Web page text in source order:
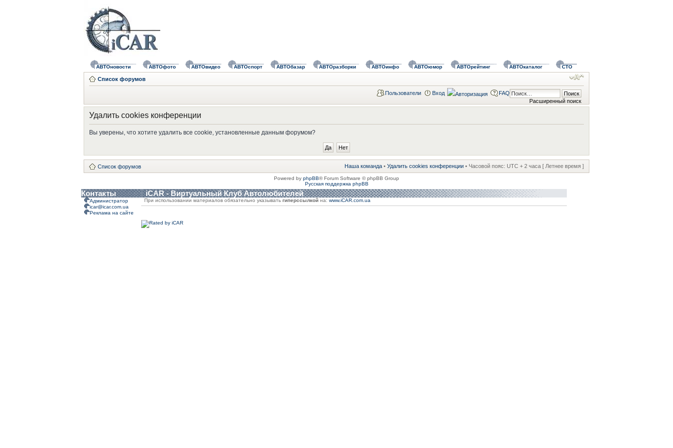
АВТОновости АВТОфото АВТОвидео АВТОспорт АВТОбазар АВТОразборки АВТОинфо АВТОюмор АВТОрейтинг АВТОкаталог СТО
Список форумов
Расширенный поиск
Пользователи Вход FAQ
Удалить cookies конференции
Вы уверены, что хотите удалить все cookie, установленные данным форумом?
Список форумов Наша команда • Удалить cookies конференции • Часовой пояс: UTC + 2 часа [ Летнее время ]
Powered by phpBB® Forum Software © phpBB Group
Русская поддержка phpBB
Контакты iCAR - Виртуальный Клуб Автолюбителей
Администратор
icar@icar.com.ua
Реклама на сайте
При использовании материалов обязательно указывать гиперссылкой на: www.iCAR.com.ua